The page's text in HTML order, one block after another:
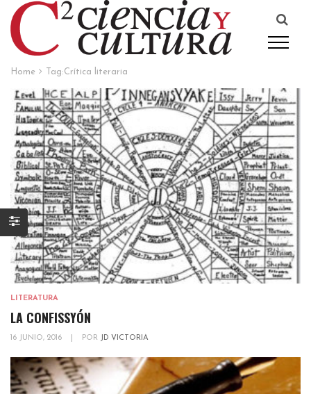
Home Tag:Crítica literaria
LITERATURA
LA CONFISSYÓN
16 JUNIO, 2016 POR JD VICTORIA